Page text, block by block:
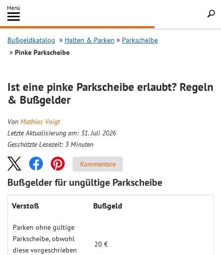
Inhalt
springen
Menü
Search
Bußgeldkatalog Halten & Parken
Parkscheibe
Pinke Parkscheibe
Ist eine pinke Parkscheibe erlaubt? Regeln
& Bußgelder
Von Mathias Voigt
Letzte Aktualisierung am: 31. Juli 2026
Geschätzte Lesezeit: 3 Minuten
Kommentare
Bußgelder für ungültige Parkscheibe
Verstoß Bußgeld
Parken ohne gültige
Parkscheibe, obwohl
diese vorgeschrieben
20 €